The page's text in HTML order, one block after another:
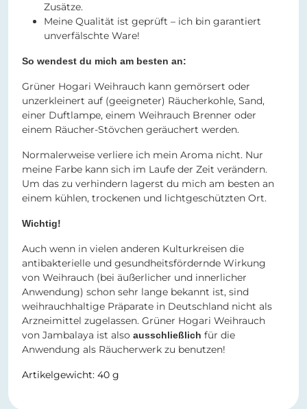
Zusätze.
Meine Qualität ist geprüft – ich bin garantiert
unverfälschte Ware!
So wendest du mich am besten an:
Grüner Hogari Weihrauch kann gemörsert oder
unzerkleinert auf (geeigneter) Räucherkohle, Sand,
einer Duftlampe, einem Weihrauch Brenner oder
einem Räucher-Stövchen geräuchert werden.
Normalerweise verliere ich mein Aroma nicht. Nur
meine Farbe kann sich im Laufe der Zeit verändern.
Um das zu verhindern lagerst du mich am besten an
einem kühlen, trockenen und lichtgeschützten Ort.
Wichtig!
Auch wenn in vielen anderen Kulturkreisen die
antibakterielle und gesundheitsfördernde Wirkung
von Weihrauch (bei äußerlicher und innerlicher
Anwendung) schon sehr lange bekannt ist, sind
weihrauchhaltige Präparate in Deutschland nicht als
Arzneimittel zugelassen. Grüner Hogari Weihrauch
von Jambalaya ist also ausschließlich für die
Anwendung als Räucherwerk zu benutzen!
Artikelgewicht: 40 g